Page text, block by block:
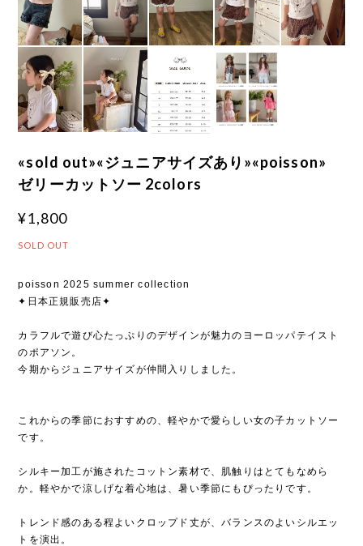
«sold out»«ジュニアサイズあり»«poisson»
ゼリーカットソー 2colors
¥1,800
SOLD OUT
poisson 2025 summer collection
✦日本正規販売店✦
カラフルで遊び心たっぷりのデザインが魅力のヨーロッパテイスト
のポアソン。
今期からジュニアサイズが仲間入りしました。
これからの季節におすすめの、軽やかで愛らしい女の子カットソー
です。
シルキー加工が施されたコットン素材で、肌触りはとてもなめら
か。軽やかで涼しげな着心地は、暑い季節にもぴったりです。
トレンド感のある程よいクロップド丈が、バランスのよいシルエッ
トを演出。